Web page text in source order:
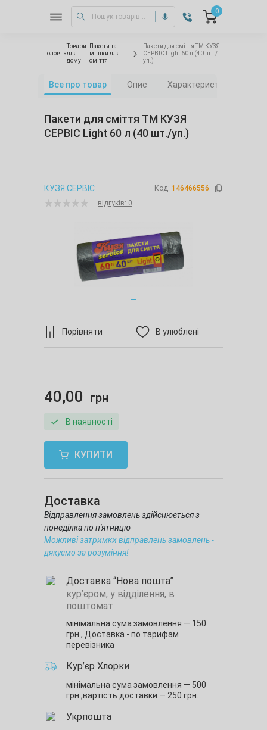
0
Головна
Товари
для
дому
Пакети та
мішки для
сміття
Пакети для сміття ТМ КУЗЯ
СЕРВІС Light 60 л (40 шт./
уп.)
Все про товар Опис Характеристики
Порівняти В улюблені
Пакети для сміття ТМ КУЗЯ
СЕРВІС Light 60 л (40 шт./уп.)
КУЗЯ СЕРВІС Код: 146466556
відгуків: 0
40,00 грн
В наявності
КУПИТИ
Доставка
Відправлення замовлень здійснюється з
понеділка по п'ятницю
Можливі затримки відправлень замовлень -
дякуємо за розуміння!
Доставка “Нова пошта”
кур’єром, у відділення, в
поштомат
мінімальна сума замовлення — 150
грн., Доставка - по тарифам
перевізника
Кур’єр Хлорки
мінімальна сума замовлення — 500
грн.,вартість доставки — 250 грн.
Укрпошта